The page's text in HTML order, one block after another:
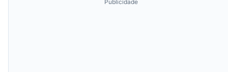
Publicidade